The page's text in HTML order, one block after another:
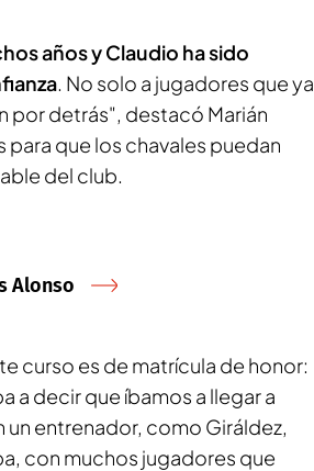
años y Claudio ha sido
. No solo a jugadores que ya
por detrás", destacó Marián
que los chavales puedan
del club.
Alonso
curso es de matrícula de honor:
a decir que íbamos a llegar a
un entrenador, como Giráldez,
con muchos jugadores que